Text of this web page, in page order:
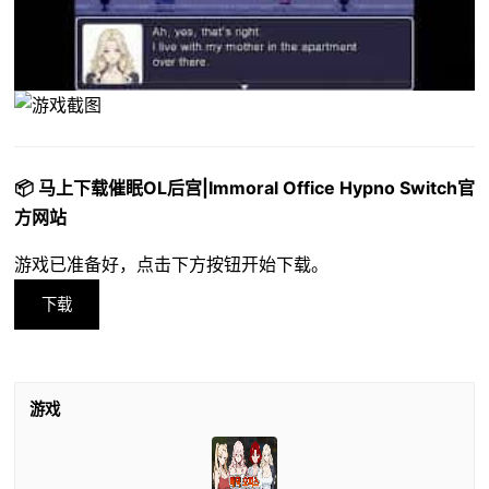
📦 马上下载催眠OL后宫|Immoral Office Hypno Switch官
方网站
游戏已准备好，点击下方按钮开始下载。
下载
游戏